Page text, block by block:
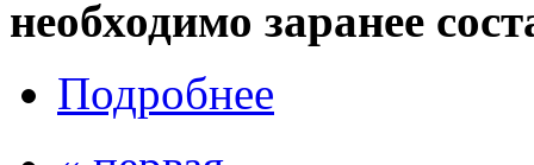
необходимо заранее
Подробнее